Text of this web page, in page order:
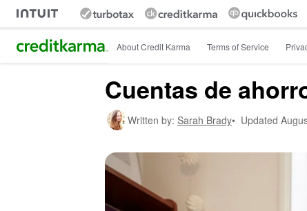
Intuit Credit Karma About Credit Karma Terms of Service
Cuentas de
Written by: Sarah Brady• Updated